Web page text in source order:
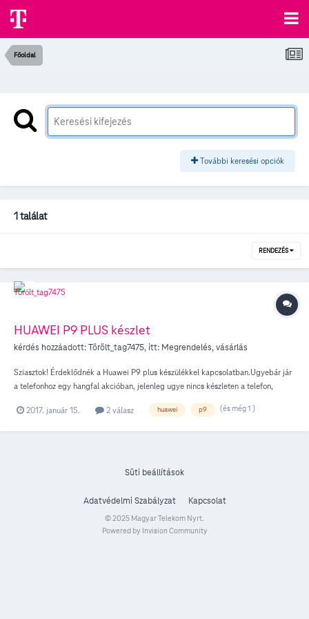
Főoldal
További keresési opciók
1 találat
RENDEZÉS
HUAWEI P9 PLUS készlet
kérdés hozzáadott:Törölt_tag7475, itt: Megrendelés, vásárlás
Sziasztok! Érdeklődnék a Huawei P9 plus készülékkel kapcsolatban.Ugyebár jár
a telefonhoz egy hangfal akcióban, jelenleg ugye nincs készleten a telefon,
utáni részletfizetésről szól. Az ajándék kiegészítős akció is a mai napig szól?
2017. január 15. 2 válasz huawei p9 (és még 1 )
Süti beállítások
Adatvédelmi Szabályzat Kapcsolat
© 2025 Magyar Telekom Nyrt.
Powered by Invision Community